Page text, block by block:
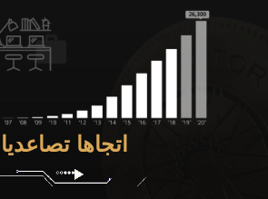
اتجاها تصاعديا